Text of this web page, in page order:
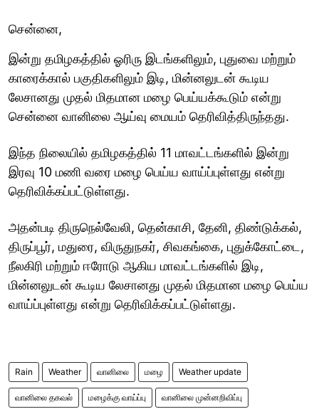
சென்னை,
இன்று தமிழகத்தில் ஓரிரு இடங்களிலும், புதுவை மற்றும்
காரைக்கால் பகுதிகளிலும் இடி, மின்னலுடன் கூடிய
லேசானது முதல் மிதமான மழை பெய்யக்கூடும் என்று
சென்னை வானிலை ஆய்வு மையம் தெரிவித்திருந்தது.
இந்த நிலையில் தமிழகத்தில் 11 மாவட்டங்களில் இன்று
இரவு 10 மணி வரை மழை பெய்ய வாய்ப்புள்ளது என்று
தெரிவிக்கப்பட்டுள்ளது.
அதன்படி திருநெல்வேலி, தென்காசி, தேனி, திண்டுக்கல்,
திருப்பூர், மதுரை, விருதுநகர், சிவகங்கை, புதுக்கோட்டை,
நீலகிரி மற்றும் ஈரோடு ஆகிய மாவட்டங்களில் இடி,
மின்னலுடன் கூடிய லேசானது முதல் மிதமான மழை பெய்ய
வாய்ப்புள்ளது என்று தெரிவிக்கப்பட்டுள்ளது.
Rain Weather வானிலை மழை Weather update
வானிலை தகவல் மழைக்கு வாய்ப்பு வானிலை முன்னறிவிப்பு